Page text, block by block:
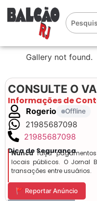
Gallery not found.
CONSULTE O
Informações de
Rogerio Offline
21985687098
21985687098
Dica de Segurança
Nuncafaça pagamentos
locais públicos. O Jornal
transações entre usuários.
🚩 Reportar Anúncio